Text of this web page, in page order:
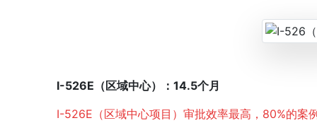
I-526E（区域中心）：14.5个月
I-526E（区域中心项目）审批效率最高，80%的案